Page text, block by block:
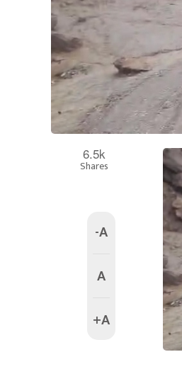
6.5k
Shares
-A
A
+A